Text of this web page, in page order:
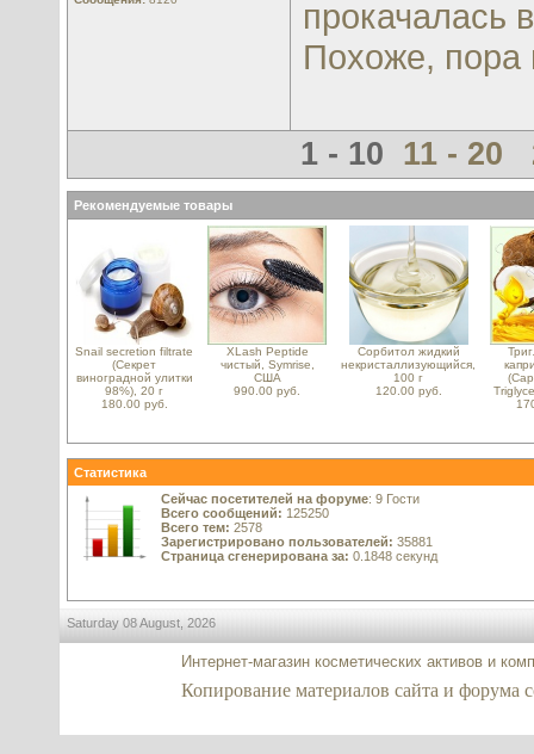
прокачалась
Похоже, пора
1 - 10 11 - 20
Рекомендуемые товары
Snail secretion filtrate
(Секрет
виноградной улитки
98%), 20 г
180.00 руб.
XLash Peptide
чистый, Symrise,
США
990.00 руб.
Сорбитол жидкий
некристаллизующийся,
100 г
120.00 руб.
Статистика
Сейчас посетителей на форуме: 9 Гости
Всего сообщений: 125250
Всего тем: 2578
Зарегистрировано пользователей: 35881
Страница сгенерирована за: 0.1848 секунд
Saturday 08 August, 2026
Интернет-магазин косметических активов и
Копирование материалов сайта и форума